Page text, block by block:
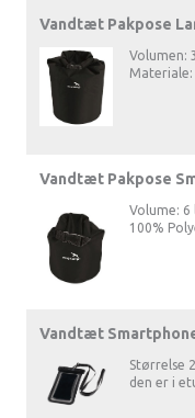
Vandtæt Pakpose
Volumen:
Materiale:
Vandtæt Pakpose
Volume: 6
100%
Vandtæt
Størrelse
den er i